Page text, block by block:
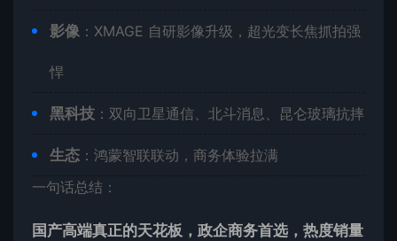
影像 ：XMAGE 自研影像升级，超光变长焦抓拍强
悍
黑科技 ：双向卫星通信、北斗消息、昆仑玻璃抗摔
生态 ：鸿蒙智联联动，商务体验拉满
一句话总结：
国产高端真正的天花板，政企商务首选，热度销量